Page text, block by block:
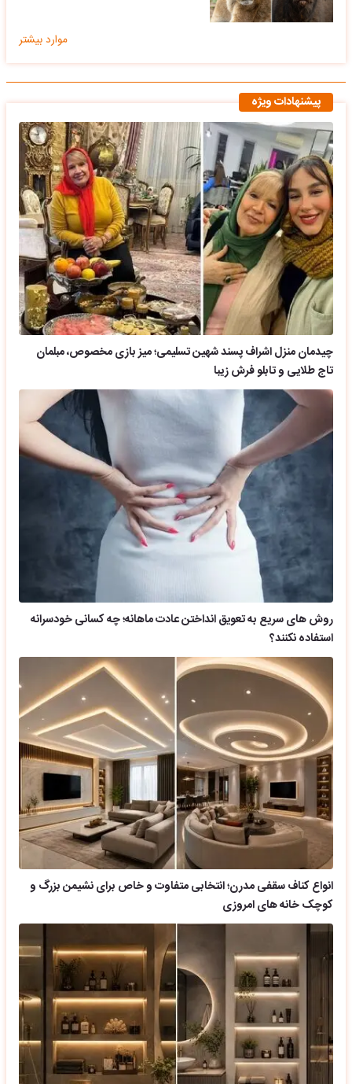
موارد بیشتر
پیشنهادات ویژه
چیدمان منزل اشراف پسند شهین تسلیمی؛ میز بازی مخصوص، مبلمان
تاج طلایی و تابلو فرش زیبا
روش های سریع به تعویق انداختن عادت ماهانه؛ چه کسانی خودسرانه
استفاده نکنند؟
انواع کناف سقفی مدرن؛ انتخابی متفاوت و خاص برای نشیمن بزرگ و
کوچک خانه های امروزی